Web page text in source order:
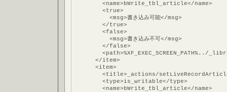
        <name>bWrite_tbl_article</name>
        <true>
          <msg>書き込み可能</msg>
        </true>
        <false>
          <msg>書き込み不可</msg>
        </false>
<path>%XF_EXEC_SCREEN_PATH%../
      </item>
      <item>
<title>_actions/
        <type>is_writable</type>
        <name>bWrite_tbl_article</name>